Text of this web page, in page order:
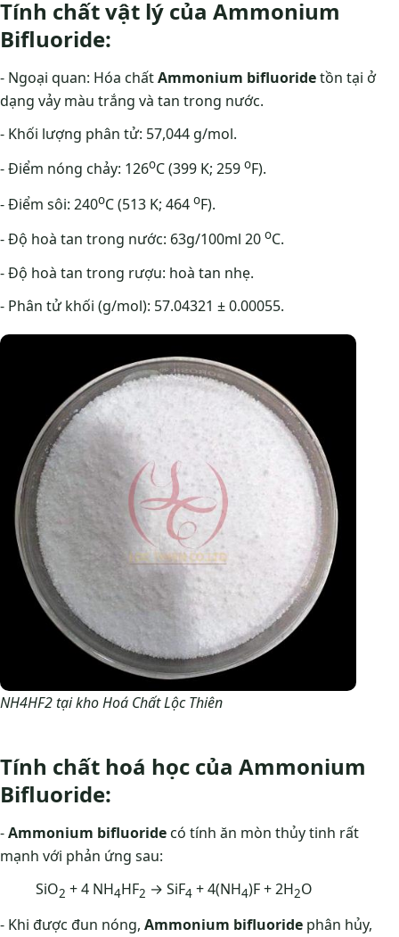
Tính chất vật lý của Ammonium
Bifluoride:
- Ngoại quan: Hóa chấtAmmonium bifluoridetồn tại ở
dạng vảy màu trắng và tan trong nước.
- Khối lượng phân tử: 57,044 g/mol.
- Điểm nóng chảy: 126oC (399 K; 259 oF).
- Điểm sôi: 240oC (513 K; 464 oF).
- Độ hoà tan trong nước: 63g/100ml 20 oC.
- Độ hoà tan trong rượu: hoà tan nhẹ.
- Phân tử khối (g/mol): 57.04321 ± 0.00055.
NH4HF2 tại kho Hoá Chất Lộc Thiên
Tính chất hoá học của Ammonium
Bifluoride:
-Ammonium bifluoridecó tính ăn mòn thủy tinh rất
mạnh với phản ứng sau:
SiO2 + 4 NH4HF2 → SiF4 + 4(NH4)F + 2H2O
- Khi được đun nóng, Ammonium bifluoride phân hủy,